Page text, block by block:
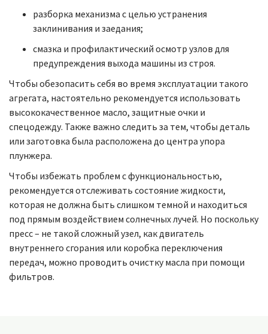
разборка механизма с целью устранения
заклинивания и заедания;
смазка и профилактический осмотр узлов для
предупреждения выхода машины из строя.
Чтобы обезопасить себя во время эксплуатации такого
агрегата, настоятельно рекомендуется использовать
высококачественное масло, защитные очки и
спецодежду. Также важно следить за тем, чтобы деталь
или заготовка была расположена до центра упора
плунжера.
Чтобы избежать проблем с функциональностью,
рекомендуется отслеживать состояние жидкости,
которая не должна быть слишком темной и находиться
под прямым воздействием солнечных лучей. Но поскольку
пресс – не такой сложный узел, как двигатель
внутреннего сгорания или коробка переключения
передач, можно проводить очистку масла при помощи
фильтров.